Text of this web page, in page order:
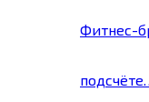
Фитнес-
подсчёте…